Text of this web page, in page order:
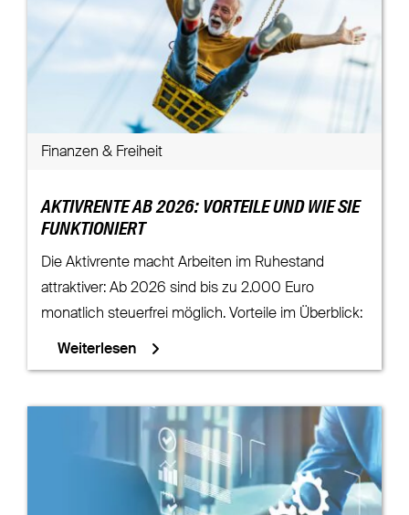
Finanzen & Freiheit
AKTIVRENTE AB 2026: VORTEILE UND WIE SIE
FUNKTIONIERT
Die Aktivrente macht Arbeiten im Ruhestand
attraktiver: Ab 2026 sind bis zu 2.000 Euro
monatlich steuerfrei möglich. Vorteile im Überblick:
Weiterlesen